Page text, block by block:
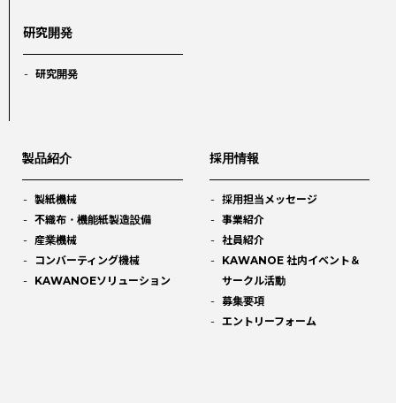
研究開発
研究開発
製品紹介
製紙機械
不織布・機能紙製造設備
産業機械
コンバーティング機械
KAWANOEソリューション
採用情報
採用担当メッセージ
事業紹介
社員紹介
KAWANOE 社内イベント＆
サークル活動
募集要項
エントリーフォーム